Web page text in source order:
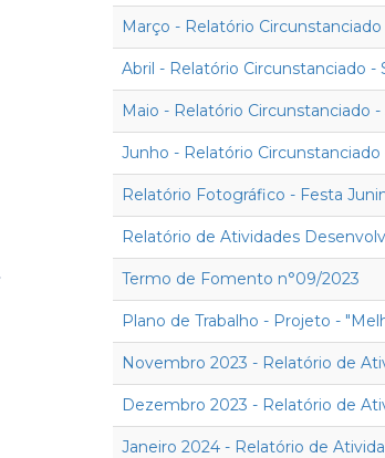
Março - Relatório
Abril - Relatório Circunstanciado
Maio - Relatório Circunstanciado
Junho - Relatório
Relatório Fotográfico - Festa
Relatório de Atividades
Termo de Fomento n°09/2023
Plano de Trabalho - Projeto -
Novembro 2023 - Relatório de
Dezembro 2023 - Relatório de
Janeiro 2024 - Relatório de